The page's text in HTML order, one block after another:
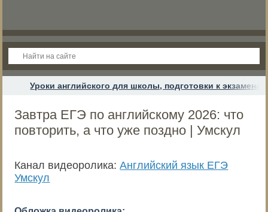
Уроки английского для школы, подготовки к
Завтра ЕГЭ по английскому 2026: что
повторить, а что уже поздно | Умскул
Канал видеоролика:Английский язык ЕГЭ
Умскул